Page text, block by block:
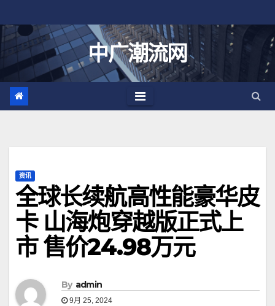
至
中广潮流网
资讯
全球长续航高性能豪华皮
卡 山海炮穿越版正式上
市 售价24.98万元
By admin
9月 25, 2024